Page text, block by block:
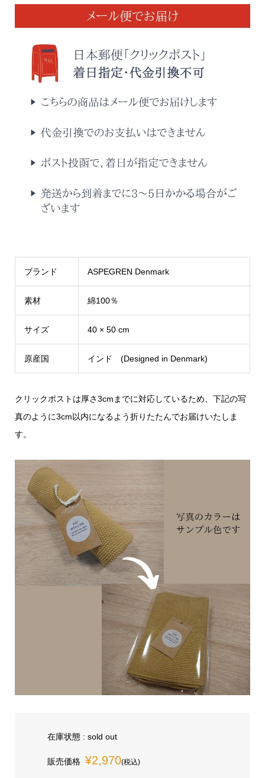
ブランド ASPEGREN Denmark
素材 綿100％
サイズ 40 × 50 cm
原産国 インド (Designed in Denmark)
クリックポストは厚さ3cmまでに対応しているため、下記の写
真のように3cm以内になるよう折りたたんでお届けいたしま
す。
在庫状態 : sold out
販売価格 ¥2,970(税込)